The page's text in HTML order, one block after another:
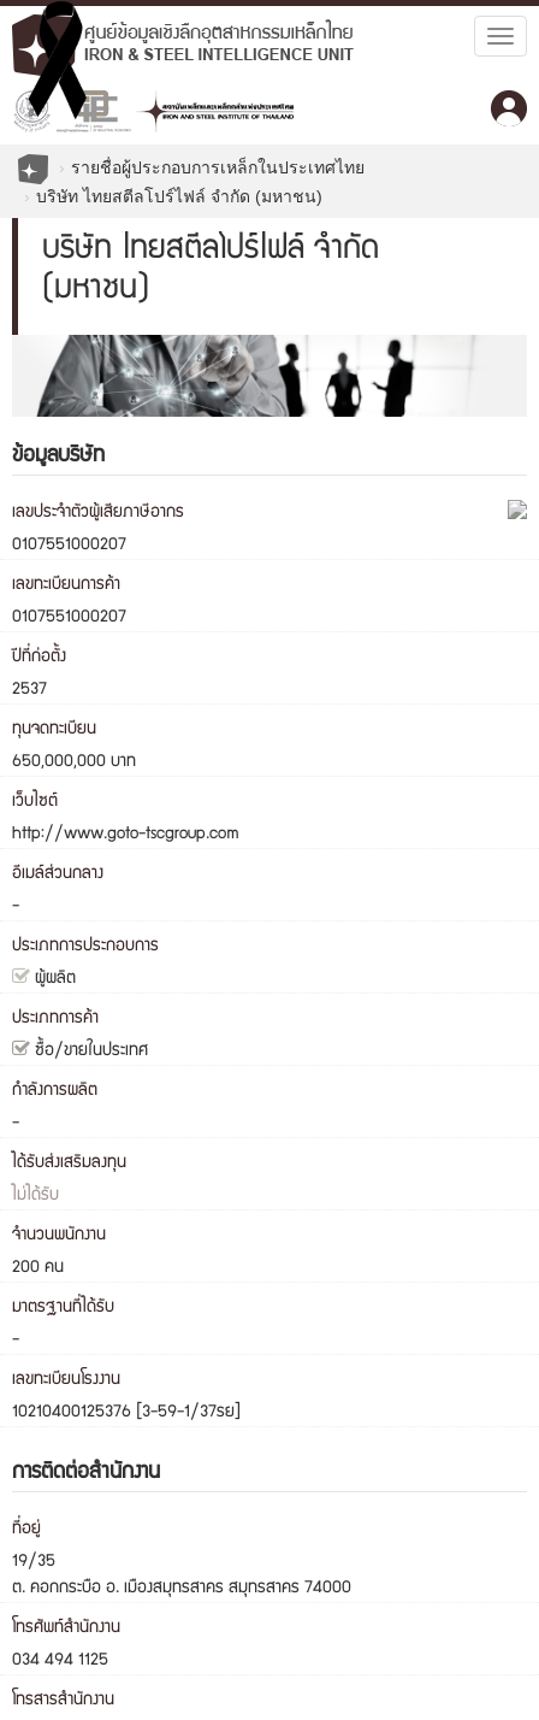
รายชื่อผู้ประกอบการเหล็กในประเทศไทย
บริษัท ไทยสตีลโปร์ไฟล์ จำกัด (มหาชน)
บริษัท ไทยสตีลโปร์ไฟล์ จำกัด
(มหาชน)
ข้อมูลบริษัท
เลขประจำตัวผู้เสียภาษีอากร
0107551000207
เลขทะเบียนการค้า
0107551000207
ปีที่ก่อตั้ง
2537
ทุนจดทะเบียน
650,000,000 บาท
เว็บไซต์
http://www.goto-tscgroup.com
อีเมล์ส่วนกลาง
-
ประเภทการประกอบการ
ผู้ผลิต
ประเภทการค้า
ซื้อ/ขายในประเทศ
กำลังการผลิต
-
ได้รับส่งเสริมลงทุน
ไม่ได้รับ
จำนวนพนักงาน
200 คน
มาตรฐานที่ได้รับ
-
เลขทะเบียนโรงงาน
10210400125376 [3-59-1/37รย]
การติดต่อสำนักงาน
ที่อยู่
19/35
ต. คอกกระบือ อ. เมืองสมุทรสาคร สมุทรสาคร 74000
โทรศัพท์สำนักงาน
034 494 1125
โทรสารสำนักงาน